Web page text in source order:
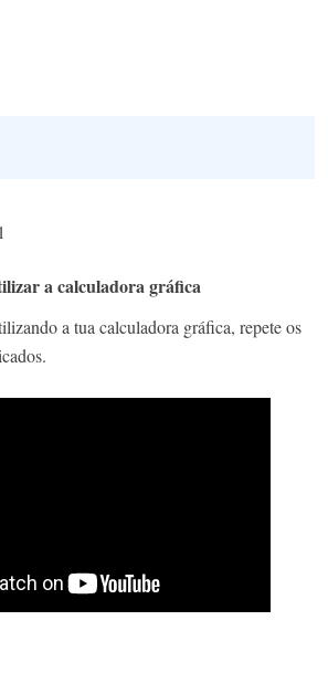
1
a calculadora gráfica
a tua calculadora gráfica, repete os